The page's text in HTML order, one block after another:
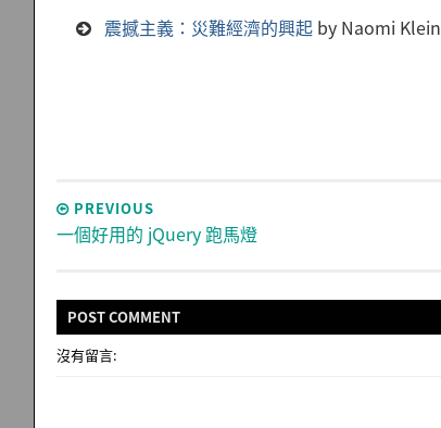
震撼主義：災難經濟的興起by Naomi Klein
PREVIOUS
一個好用的 jQuery 跑馬燈
POSTCOMMENT
沒有留言: